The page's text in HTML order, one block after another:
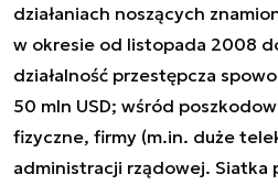
działaniach noszących
w okresie od listopada 2008
działalność przestępcza
50 mln USD; wśród
fizyczne, firmy (m.in. duże
administracji rządowej. Siatka